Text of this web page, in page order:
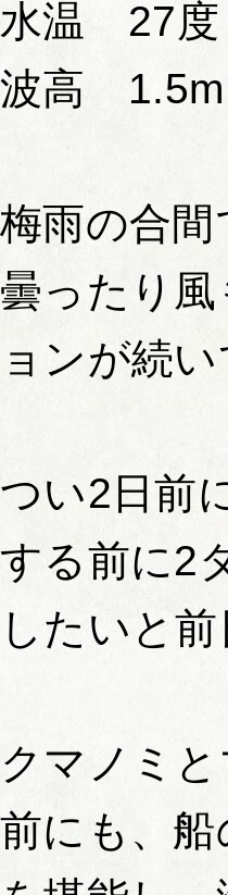
水温 27度
波高 1.5m
梅雨の合
曇ったり
ョンが続い
つい2日前
する前に2
したいと
クマノミ
前にも、